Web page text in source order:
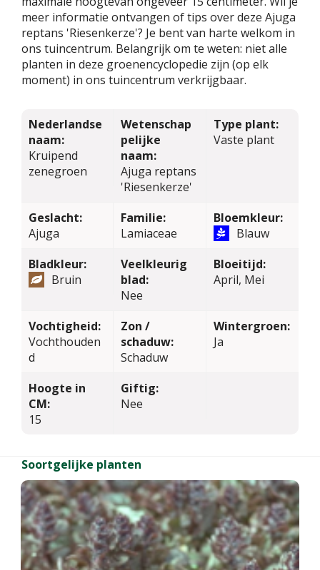
meer informatie ontvangen of tips over deze Ajuga
reptans 'Riesenkerze'? Je bent van harte welkom in
ons tuincentrum. Belangrijk om te weten: niet alle
planten in deze groenencyclopedie zijn (op elk
moment) in ons tuincentrum verkrijgbaar.
Nederlandse
naam:
Kruipend
zenegroen
Wetenschap
pelijke
naam:
Ajuga reptans
'Riesenkerze'
Type plant:
Vaste plant
Geslacht:
Ajuga
Familie:
Lamiaceae
Bloemkleur:
Blauw
Bladkleur:
Bruin
Veelkleurig
blad:
Nee
Bloeitijd:
April, Mei
Vochtigheid:
Vochthouden
d
Zon /
schaduw:
Schaduw
Wintergroen:
Ja
Hoogte in
CM:
15
Giftig:
Nee
Soortgelijke planten